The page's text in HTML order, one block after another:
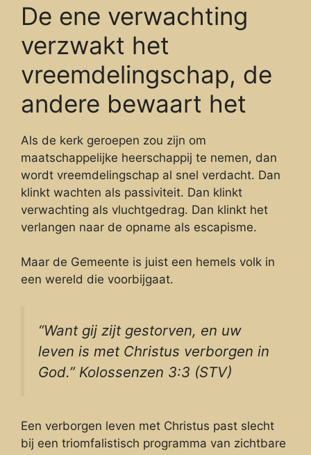
De ene verwachting
verzwakt het
vreemdelingschap, de
andere bewaart het
Als de kerk geroepen zou zijn om
maatschappelijke heerschappij te nemen, dan
wordt vreemdelingschap al snel verdacht. Dan
klinkt wachten als passiviteit. Dan klinkt
verwachting als vluchtgedrag. Dan klinkt het
verlangen naar de opname als escapisme.
Maar de Gemeente is juist een hemels volk in
een wereld die voorbijgaat.
“Want gij zijt gestorven, en uw
leven is met Christus verborgen in
God.” Kolossenzen 3:3 (STV)
Een verborgen leven met Christus past slecht
bij een triomfalistisch programma van zichtbare